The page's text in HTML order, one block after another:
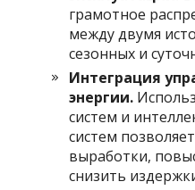
грамотное
между двумя
сезонных и
Интеграция
энергии.
систем и
систем
выработки,
снизить